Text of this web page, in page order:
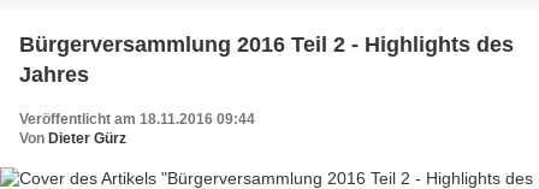
Bürgerversammlung 2016 Teil 2 - Highlights des
Jahres
Veröffentlicht am 18.11.2016 09:44
Von Dieter Gürz